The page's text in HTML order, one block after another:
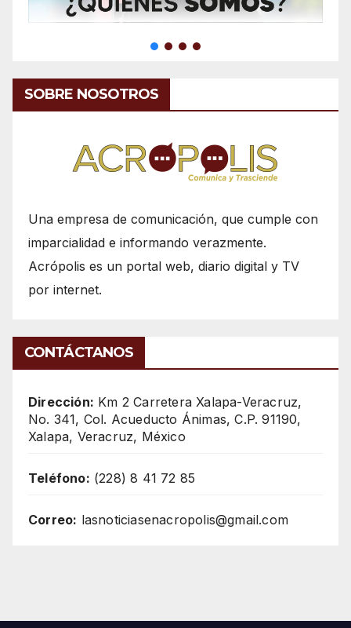
SOBRE NOSOTROS
Una empresa de comunicación, que cumple con
imparcialidad e informando verazmente.
Acrópolis es un portal web, diario digital y TV
por internet.
CONTÁCTANOS
Dirección: Km 2 Carretera Xalapa-Veracruz,
No. 341, Col. Acueducto Ánimas, C.P. 91190,
Xalapa, Veracruz, México
Teléfono: (228) 8 41 72 85
Correo: lasnoticiasenacropolis@gmail.com